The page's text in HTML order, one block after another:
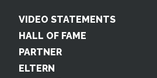
VIDEO STATEMENTS
HALL OF FAME
PARTNER
ELTERN